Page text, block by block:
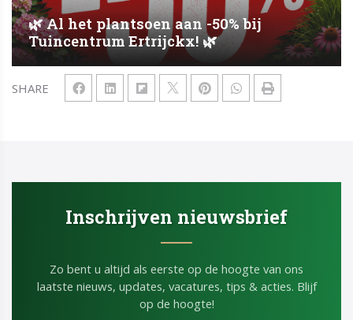
SHARE
🌿 Al het plantsoen aan -50% bij
Tuincentrum Ertrijckx! 🌿
Inschrijven nieuwsbrief
Zo bent u altijd als eerste op de hoogte van ons
laatste nieuws, updates, vacatures, tips & acties. Blijf
op de hoogte!